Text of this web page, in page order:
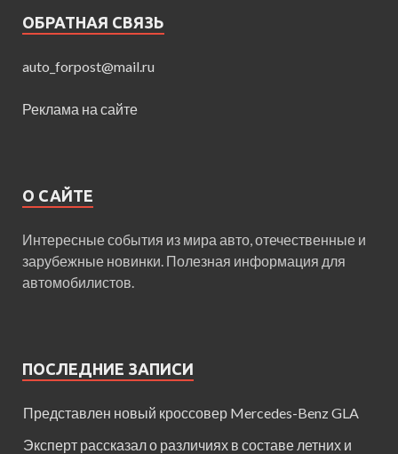
ОБРАТНАЯ СВЯЗЬ
auto_forpost@mail.ru
Реклама на сайте
О САЙТЕ
Интересные события из мира авто, отечественные и
зарубежные новинки. Полезная информация для
автомобилистов.
ПОСЛЕДНИЕ ЗАПИСИ
Представлен новый кроссовер Mercedes-Benz GLA
Эксперт рассказал о различиях в составе летних и